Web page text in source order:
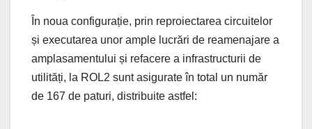
În noua configurație, prin reproiectarea circuitelor
și executarea unor ample lucrări de reamenajare a
amplasamentului și refacere a infrastructurii de
utilități, la ROL2 sunt asigurate în total un număr
de 167 de paturi, distribuite astfel: